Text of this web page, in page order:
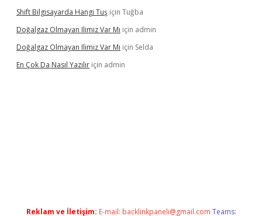
Shift Bilgisayarda Hangi Tuş için Tuğba
Doğalgaz Olmayan Ilimiz Var Mı için admin
Doğalgaz Olmayan Ilimiz Var Mı için Selda
En Çok Da Nasıl Yazılır için admin
Reklam ve İletişim: E-mail: backlinkpaneli@gmail.com Teams: